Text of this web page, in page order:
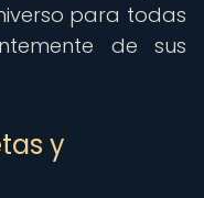
para todas
de sus
y